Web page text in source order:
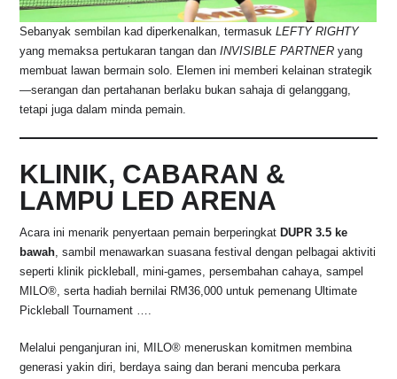
Sebanyak sembilan kad diperkenalkan, termasukLEFTY RIGHTY
yang memaksa pertukaran tangan danINVISIBLE PARTNER yang
membuat lawan bermain solo. Elemen ini memberi kelainan strategik
—serangan dan pertahanan berlaku bukan sahaja di gelanggang,
tetapi juga dalam minda pemain.
KLINIK, CABARAN &
LAMPU LED ARENA
Acara ini menarik penyertaan pemain berperingkat DUPR 3.5 ke
bawah, sambil menawarkan suasana festival dengan pelbagai aktiviti
seperti klinik pickleball, mini-games, persembahan cahaya, sampel
MILO®, serta hadiah bernilai RM36,000 untuk pemenang Ultimate
Pickleball Tournament ….
Melalui penganjuran ini, MILO® meneruskan komitmen membina
generasi yakin diri, berdaya saing dan berani mencuba perkara